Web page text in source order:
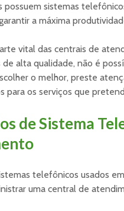
sistemas
a máxima
vital das centrais de
alta qualidade, não é
o melhor, preste
os serviços que
de Sistema
telefônicos usados
uma central de